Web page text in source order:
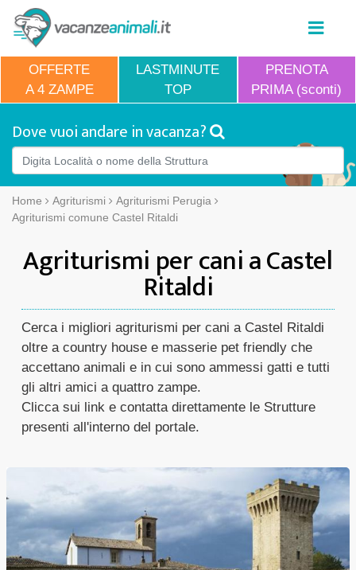
OFFERTE
A 4 ZAMPE
LASTMINUTE
TOP
PRENOTA
PRIMA (sconti)
Dove vuoi andare in vacanza?
Home Agriturismi
Agriturismi Perugia
Agriturismi comune Castel Ritaldi
Agriturismi per cani a Castel
Ritaldi
Cerca i migliori agriturismi per cani a Castel Ritaldi
oltre a country house e masserie pet friendly che
accettano animali e in cui sono ammessi gatti e tutti
gli altri amici a quattro zampe.
Clicca sui link e contatta direttamente le Strutture
presenti all'interno del portale.